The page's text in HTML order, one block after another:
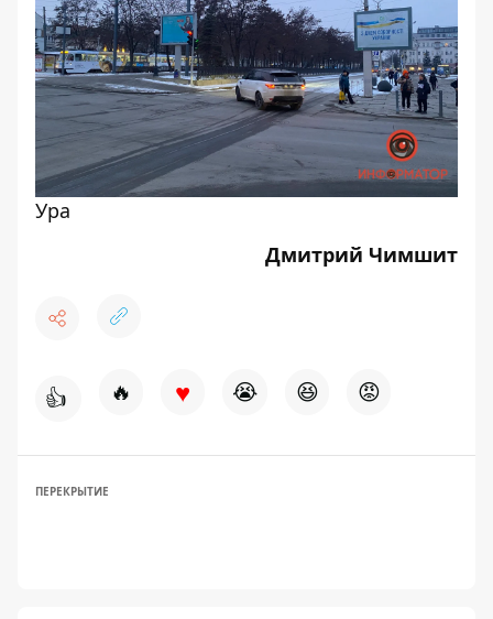
Ура
Дмитрий Чимшит
👍 🔥 ♥ 😭 😆 😡
ПЕРЕКРЫТИЕ